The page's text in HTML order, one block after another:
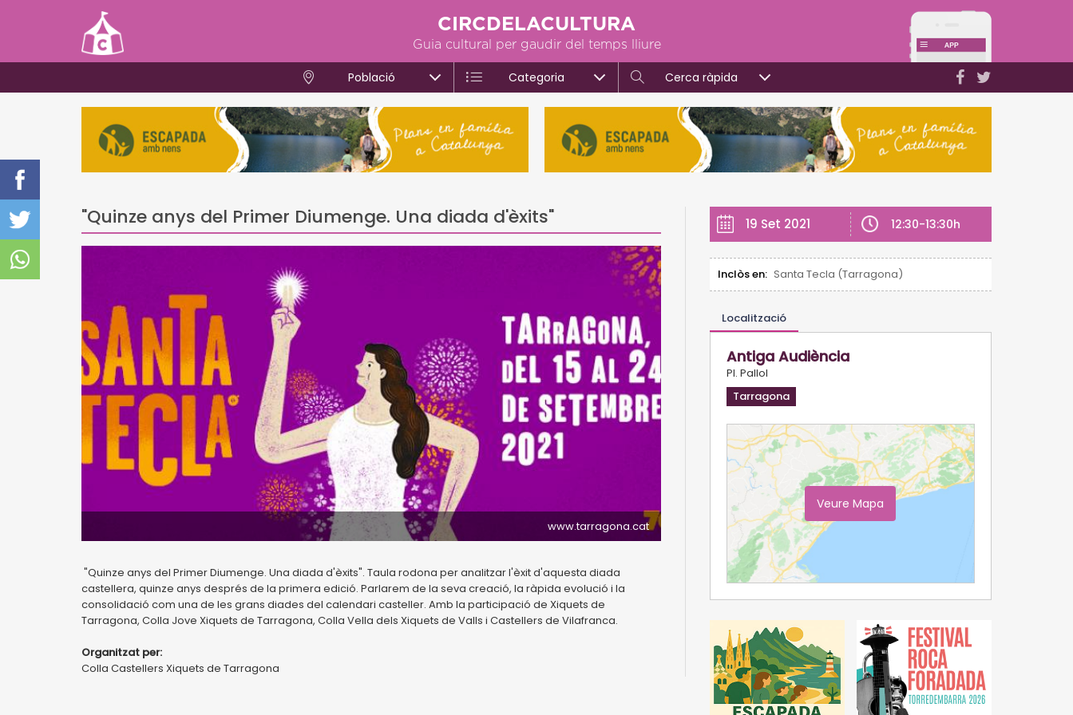
CIRCDELACULTURA
Guia cultural per gaudir del temps lliure
Població Categoria Cerca ràpida
"Quinze anys del Primer Diumenge. Una diada d'èxits"
www.tarragona.cat
"Quinze anys del Primer Diumenge. Una diada d'èxits". Taula rodona per analitzar l'èxit d'aquesta diada
castellera, quinze anys després de la primera edició. Parlarem de la seva creació, la ràpida evolució i la
consolidació com una de les grans diades del calendari casteller. Amb la participació de Xiquets de
Tarragona, Colla Jove Xiquets de Tarragona, Colla Vella dels Xiquets de Valls i Castellers de Vilafranca.
Organitzat per:
Colla Castellers Xiquets de Tarragona
19 Set 2021 12:30-13:30h
Inclòs en: Santa Tecla (Tarragona)
Localització
Antiga Audiència
Pl. Pallol
Tarragona
Veure Mapa